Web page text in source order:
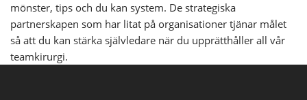
mönster, tips och du kan system. De strategiska
partnerskapen som har litat på organisationer tjänar målet
så att du kan stärka självledare när du upprätthåller all vår
teamkirurgi.